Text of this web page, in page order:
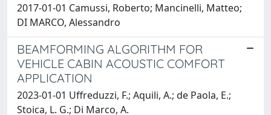
2017-01-01 Camussi, Roberto; Mancinelli, Matteo;
DI MARCO, Alessandro
BEAMFORMING ALGORITHM FOR
VEHICLE CABIN ACOUSTIC COMFORT
APPLICATION
2023-01-01 Uffreduzzi, F.; Aquili, A.; de Paola, E.;
Stoica, L. G.; Di Marco, A.